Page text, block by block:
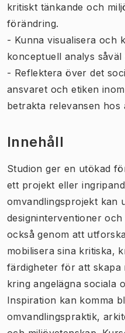
kritiskt tänkande och
förändring.
- Kunna visualisera och
konceptuell analys såväl
- Reflektera över det
ansvaret och etiken
betrakta relevansen
Innehåll
Studion ger en utökad
ett projekt eller
omvandlingsprojekt kan
designinterventioner
också genom att
mobilisera sina kritiska,
färdigheter för att skapa
kring angelägna sociala
Inspiration kan komma
omvandlingspraktik,